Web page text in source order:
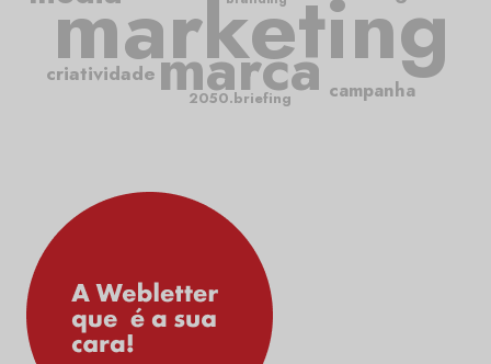
marketing
marca
criatividade
campanha
2050.briefing